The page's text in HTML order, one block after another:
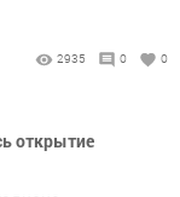
2935 0 0
открытие